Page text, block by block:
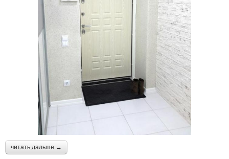
читать дальше →